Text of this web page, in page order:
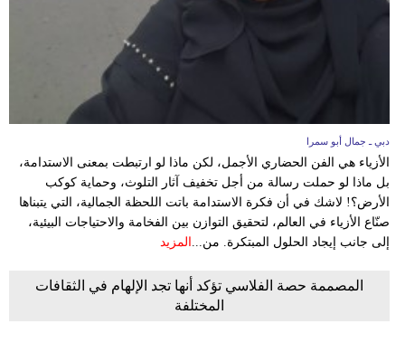
دبي ـ جمال أبو سمرا
الأزياء هي الفن الحضاري الأجمل، لكن ماذا لو ارتبطت بمعنى الاستدامة،
بل ماذا لو حملت رسالة من أجل تخفيف آثار التلوث، وحماية كوكب
الأرض؟! لاشك في أن فكرة الاستدامة باتت اللحظة الجمالية، التي يتبناها
صنّاع الأزياء في العالم، لتحقيق التوازن بين الفخامة والاحتياجات البيئية،
إلى جانب إيجاد الحلول المبتكرة. من... المزيد
المصممة حصة الفلاسي تؤكد أنها تجد الإلهام في الثقافات
المختلفة